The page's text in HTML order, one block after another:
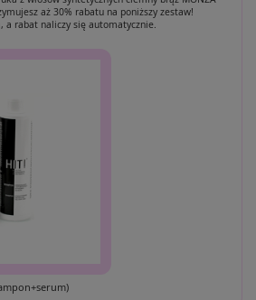
aż 30% rabatu na poniższy zestaw!
a rabat naliczy się automatycznie.